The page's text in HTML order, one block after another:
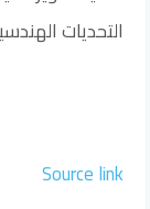
التحديات
Source link